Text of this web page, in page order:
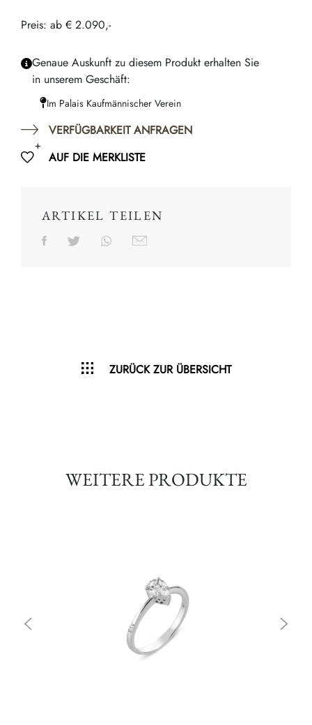
Preis: ab € 2.090,-
Genaue Auskunft zu diesem Produkt erhalten Sie
in unserem Geschäft:
Im Palais Kaufmännischer Verein
VERFÜGBARKEIT ANFRAGEN
AUF DIE MERKLISTE
ARTIKEL TEILEN
ZURÜCK ZUR ÜBERSICHT
WEITERE PRODUKTE